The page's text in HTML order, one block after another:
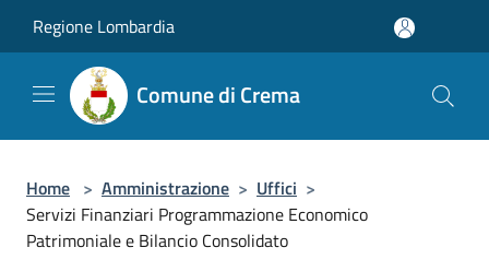
Regione Lombardia
Comune di Crema
Home > Amministrazione > Uffici >
Servizi Finanziari Programmazione Economico
Patrimoniale e Bilancio Consolidato